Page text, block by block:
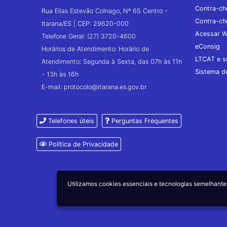
Rua Elias Estevão Colnago, Nº 65 Centro -
Itarana/ES | CEP: 29620-000
Telefone Geral: (27) 3720-4600
Horários de Atendimento: Horário de
Atendimento: Segunda à Sexta, das 07h às 11h
- 13h às 16h
E-mail: protocolo@itarana.es.gov.br
Telefones úteis Perguntas Frequentes
Política de Privacidade
Contra-
Contra-
Acessar
eConsig
LTCAT e
Sistema
Utilizamos cookies essenciais e tecnologias